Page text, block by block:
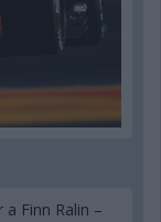
Finn Ralin –